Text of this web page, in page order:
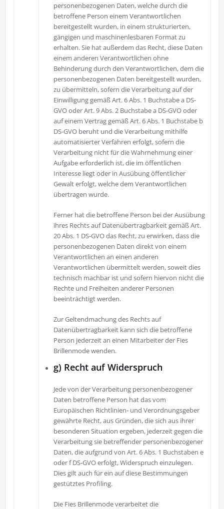
personenbezogenen Daten, welche durch die
betroffene Person einem Verantwortlichen
bereitgestellt wurden, in einem strukturierten,
gängigen und maschinenlesbaren Format zu
erhalten. Sie hat außerdem das Recht, diese Daten
einem anderen Verantwortlichen ohne
Behinderung durch den Verantwortlichen, dem die
personenbezogenen Daten bereitgestellt wurden,
zu übermitteln, sofern die Verarbeitung auf der
Einwilligung gemäß Art. 6 Abs. 1 Buchstabe a DS-
GVO oder Art. 9 Abs. 2 Buchstabe a DS-GVO oder
auf einem Vertrag gemäß Art. 6 Abs. 1 Buchstabe b
DS-GVO beruht und die Verarbeitung mithilfe
automatisierter Verfahren erfolgt, sofern die
Verarbeitung nicht für die Wahrnehmung einer
Aufgabe erforderlich ist, die im öffentlichen
Interesse liegt oder in Ausübung öffentlicher
Gewalt erfolgt, welche dem Verantwortlichen
übertragen wurde.
Ferner hat die betroffene Person bei der Ausübung
ihres Rechts auf Datenübertragbarkeit gemäß Art.
20 Abs. 1 DS-GVO das Recht, zu erwirken, dass die
personenbezogenen Daten direkt von einem
Verantwortlichen an einen anderen
Verantwortlichen übermittelt werden, soweit dies
technisch machbar ist und sofern hiervon nicht die
Rechte und Freiheiten anderer Personen
beeinträchtigt werden.
Zur Geltendmachung des Rechts auf
Datenübertragbarkeit kann sich die betroffene
Person jederzeit an einen Mitarbeiter der Fies
Brillenmode wenden.
g) Recht auf Widerspruch
Jede von der Verarbeitung personenbezogener
Daten betroffene Person hat das vom
Europäischen Richtlinien- und Verordnungsgeber
gewährte Recht, aus Gründen, die sich aus ihrer
besonderen Situation ergeben, jederzeit gegen die
Verarbeitung sie betreffender personenbezogener
Daten, die aufgrund von Art. 6 Abs. 1 Buchstaben e
oder f DS-GVO erfolgt, Widerspruch einzulegen.
Dies gilt auch für ein auf diese Bestimmungen
gestütztes Profiling.
Die Fies Brillenmode verarbeitet die